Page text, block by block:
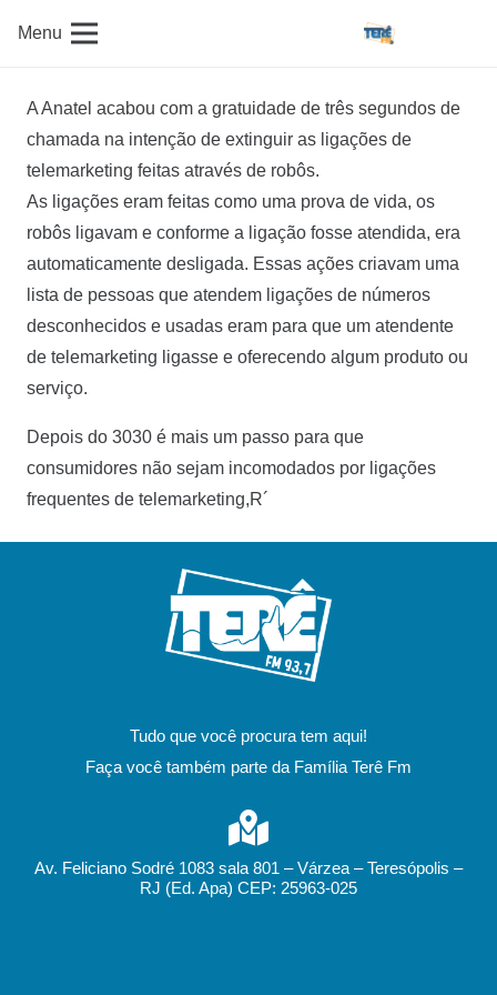
Menu
A Anatel acabou com a gratuidade de três segundos de
chamada na intenção de extinguir as ligações de
telemarketing feitas através de robôs.
As ligações eram feitas como uma prova de vida, os
robôs ligavam e conforme a ligação fosse atendida, era
automaticamente desligada. Essas ações criavam uma
lista de pessoas que atendem ligações de números
desconhecidos e usadas eram para que um atendente
de telemarketing ligasse e oferecendo algum produto ou
serviço.
Depois do 3030 é mais um passo para que
consumidores não sejam incomodados por ligações
frequentes de telemarketing,R´
Tudo que você procura tem aqui!
Faça você também parte da Família Terê Fm
Av. Feliciano Sodré 1083 sala 801 – Várzea – Teresópolis –
RJ (Ed. Apa) CEP: 25963-025